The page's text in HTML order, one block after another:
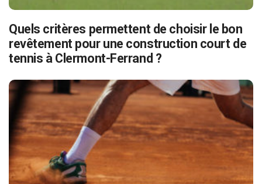
Quels critères permettent de choisir le bon
revêtement pour une construction court de
tennis à Clermont-Ferrand ?